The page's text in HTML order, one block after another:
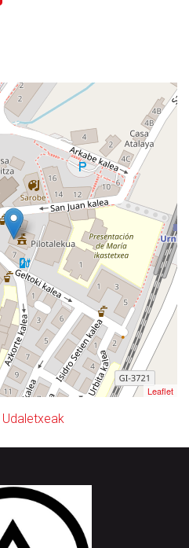
Leaflet
Udaletxeak